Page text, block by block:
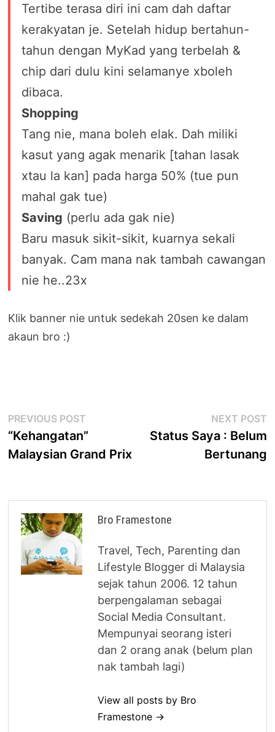
Tertibe terasa diri ini cam dah daftar
kerakyatan je. Setelah hidup bertahun-
tahun dengan MyKad yang terbelah &
chip dari dulu kini selamanye xboleh
dibaca.
Shopping
Tang nie, mana boleh elak. Dah miliki
kasut yang agak menarik [tahan lasak
xtau la kan] pada harga 50% (tue pun
mahal gak tue)
Saving (perlu ada gak nie)
Baru masuk sikit-sikit, kuarnya sekali
banyak. Cam mana nak tambah cawangan
nie he..23x
Klik banner nie untuk sedekah 20sen ke dalam
akaun bro :)
Post
navigation
PREVIOUS POST
post:
“Kehangatan”
Malaysian Grand Prix
NEXT POST
Status Saya : Belum
Bertunang
Bro Framestone
Travel, Tech, Parenting dan
Lifestyle Blogger di Malaysia
sejak tahun 2006. 12 tahun
berpengalaman sebagai
Social Media Consultant.
Mempunyai seorang isteri
dan 2 orang anak (belum plan
nak tambah lagi)
View all posts by Bro
Framestone →